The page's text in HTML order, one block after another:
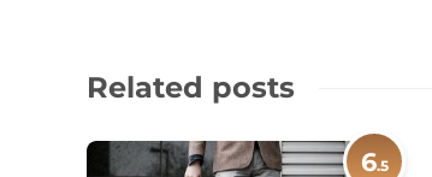
Related posts
6.5